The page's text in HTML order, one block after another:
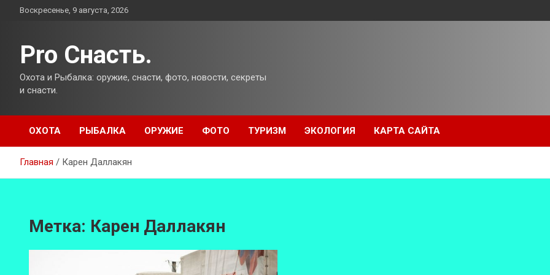
ПерейтиВоскресенье, 9 августа, 2026
Pro Снасть.
Охота и Рыбалка: оружие, снасти, фото, новости, секреты
и снасти.
ОХОТА РЫБАЛКА ОРУЖИЕ ФОТО ТУРИЗМ ЭКОЛОГИЯ КАРТА САЙТА
Главная Карен Даллакян
Метка: Карен Даллакян